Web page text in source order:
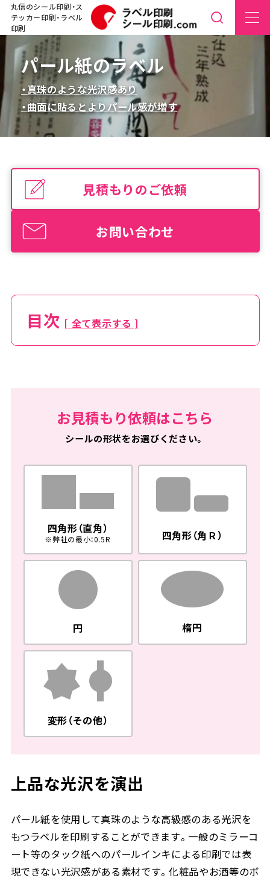
丸信のシール印刷・ス
テッカー印刷・ラベル
印刷
パール紙のラベル
・真珠のような光沢感あり
・曲面に貼るとよりパール感が増す
見積もりのご依頼
お問い合わせ
目次 [ 全て表示する ]
お見積もり依頼はこちら
シールの形状をお選びください。
四角形（直角）
※弊社の最小：0.5R 四角形（角Ｒ）
円 楕円
変形（その他）
上品な光沢を演出
パール紙を使用して真珠のような高級感のある光沢を
もつラベルを印刷することができます。一般のミラーコ
ート等のタック紙へのパールインキによる印刷では表
現できない光沢感がある素材です。化粧品やお酒等のボ